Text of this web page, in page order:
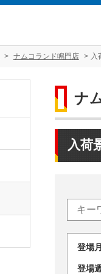
ナムコランド鳴門店 入
ナ
入荷
登
登